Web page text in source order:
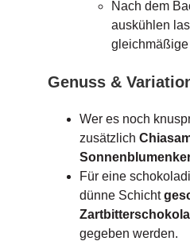
Nach dem
auskühlen
Genuss &
Wer es noch
zusätzlich
Für eine
dünne Schicht
gegeben werden.